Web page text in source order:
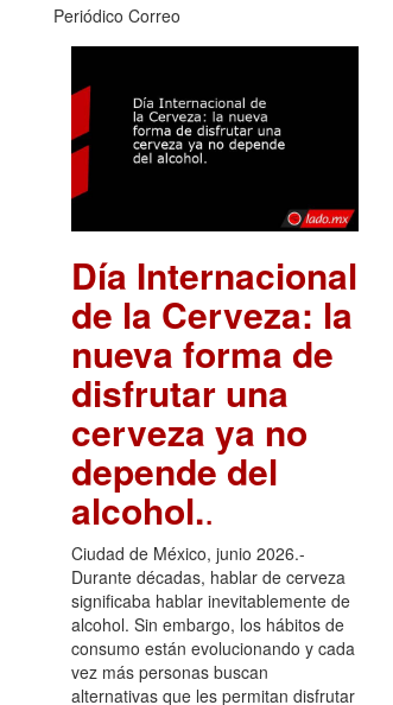
Periódico Correo
Día Internacional
de la Cerveza: la
nueva forma de
disfrutar una
cerveza ya no
depende del
alcohol..
Ciudad de México, junio 2026.-
Durante décadas, hablar de cerveza
significaba hablar inevitablemente de
alcohol. Sin embargo, los hábitos de
consumo están evolucionando y cada
vez más personas buscan
alternativas que les permitan disfrutar